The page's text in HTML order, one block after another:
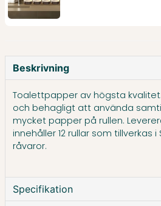
Beskrivning
Toalettpapper av högsta
och behagligt att använda
mycket papper på rullen.
innehåller 12 rullar som tillverkas
råvaror.
Specifikation